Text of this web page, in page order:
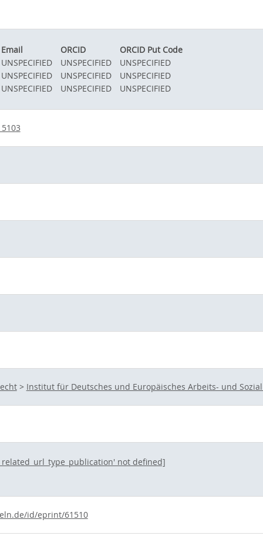
Email ORCID
ORCID Put Code
UNSPECIFIED
UNSPECIFIED
UNSPECIFIED
UNSPECIFIED
UNSPECIFIED
UNSPECIFIED
UNSPECIFIED
UNSPECIFIED UNSPECIFIED
> Institut für Deutsches und Europäisches Arbeits- und
not defined]
id/eprint/61510